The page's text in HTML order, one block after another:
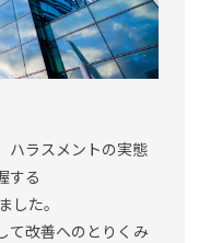
ハラスメントの実態
する
した。
て改善へのとりくみ